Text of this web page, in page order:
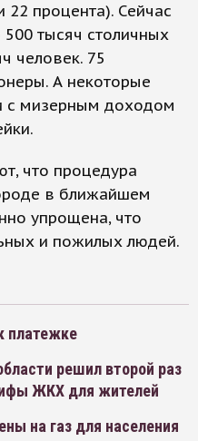
процента). Сейчас
тысяч столичных
человек. 75
А некоторые
с мизерным доходом
что процедура
в ближайшем
упрощена, что
и пожилых людей.
платежке
решил второй раз
ЖКХ для жителей
на газ для населения